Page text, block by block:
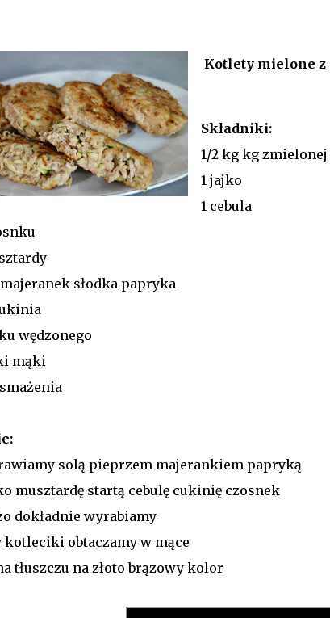
Kotlety mielone z
Składniki:
1/2 kg kg zmielonej
1 jajko
1 cebula
słodka papryka
wędzonego
mąki
solą pieprzem majerankiem papryką
musztardę startą cebulę cukinię czosnek
dokładnie wyrabiamy
obtaczamy w mące
tłuszczu na złoto brązowy kolor